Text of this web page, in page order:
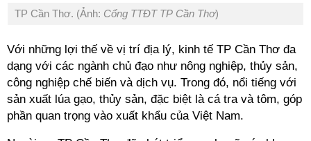
TP Cần Thơ. (Ảnh: Cổng TTĐT TP Cần Thơ)
Với những lợi thế về vị trí địa lý, kinh tế TP Cần Thơ đa
dạng với các ngành chủ đạo như nông nghiệp, thủy sản,
công nghiệp chế biến và dịch vụ. Trong đó, nổi tiếng với
sản xuất lúa gạo, thủy sản, đặc biệt là cá tra và tôm, góp
phần quan trọng vào xuất khẩu của Việt Nam.